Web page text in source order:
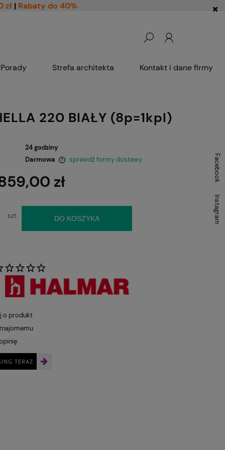
zł | Rabaty do 40%
Porady Strefa architekta Kontakt i dane firmy
220 BIAŁY (8p=1kpl)
24 godziny
Darmowa
kosztów
sprawdź formy dostawy
zł
szt. DO KOSZYKA
o produkt
TERAZ
Facebook
Instagram